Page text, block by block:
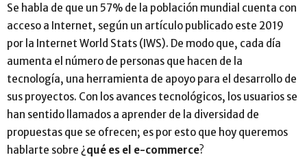
Se habla de que un 57% de la población mundial cuenta con
acceso a Internet, según un artículo publicado este 2019
por la Internet World Stats (IWS). De modo que, cada día
aumenta el número de personas que hacen de la
tecnología, una herramienta de apoyo para el desarrollo de
sus proyectos. Con los avances tecnológicos, los usuarios se
han sentido llamados a aprender de la diversidad de
propuestas que se ofrecen; es por esto que hoy queremos
hablarte sobre ¿qué es el e-commerce?